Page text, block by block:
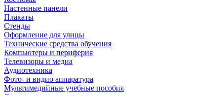
Настенные панели
Плакаты
Стенды
Оформление для улицы
Технические средства обучения
Компьютеры и периферия
Телевизоры и медиа
Аудиотехника
Фото- и видио аппаратура
Мультимедийные учебные пособия